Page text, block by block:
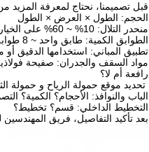
قبل تصميمنا، نحتاج لمعرفة المزيد
الحجم: الطول × العرض × الطول
منحدر التلال: 10% ~ 60% على الخيار
الطوابق الكمية: طابق واحد ~ 8 طوابق أو أكثر حسب الخيار
تطبيق المباني: استخدامها الدقيق أو
مواد السقف والجدران: صفيحة
رافعة أم لا؟
تحديد موقع حمولة الرياح و حمولة
الباب والنوافذ: الأحجام؟ الكمية؟
التخطيط الداخلي: قسم؟ تخطيط؟
بعد تأكيد التفاصيل، فريق